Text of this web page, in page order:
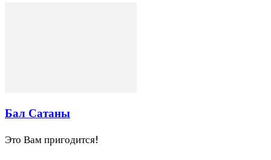
Бал Сатаны
Это Вам пригодится!